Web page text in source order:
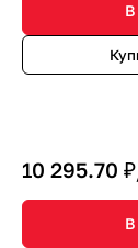
В
10 295.70
В